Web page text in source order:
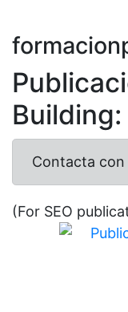
Building:
Contacta con
(For SEO